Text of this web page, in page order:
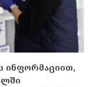
ინფორმაციით,